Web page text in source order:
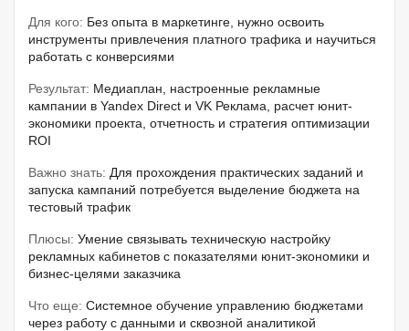
Для кого: Без опыта в маркетинге, нужно освоить
инструменты привлечения платного трафика и научиться
работать с конверсиями
Результат: Медиаплан, настроенные рекламные
кампании в Yandex Direct и VK Реклама, расчет юнит-
экономики проекта, отчетность и стратегия оптимизации
ROI
Важно знать: Для прохождения практических заданий и
запуска кампаний потребуется выделение бюджета на
тестовый трафик
Плюсы: Умение связывать техническую настройку
рекламных кабинетов с показателями юнит-экономики и
бизнес-целями заказчика
Что еще: Системное обучение управлению бюджетами
через работу с данными и сквозной аналитикой